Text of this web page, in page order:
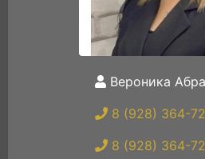
Вероника
8 (928) 364-
8 (928) 364-